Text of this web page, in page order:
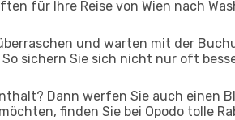
für Ihre Reise von Wien nach
und warten mit der
sichern Sie sich nicht nur oft
Dann werfen Sie auch einen
finden Sie bei Opodo tolle